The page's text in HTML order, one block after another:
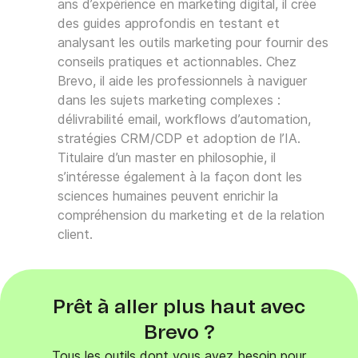
trafic qualifié vers votre site et booster
vos conversions. En suivant les bonnes
pratiques et en analysant régulièrement
vos performances, vous pourrez optimiser
votre approche et maximiser votre retour
sur investissement. N’hésitez pas à
expérimenter différentes techniques et à
adapter votre stratégie en fonction des
résultats obtenus.
ans d’expérience en marketing digital, il crée
des guides approfondis en testant et
analysant les outils marketing pour fournir des
conseils pratiques et actionnables. Chez
Brevo, il aide les professionnels à naviguer
dans les sujets marketing complexes :
délivrabilité email, workflows d’automation,
stratégies CRM/CDP et adoption de l’IA.
Titulaire d’un master en philosophie, il
s’intéresse également à la façon dont les
sciences humaines peuvent enrichir la
compréhension du marketing et de la relation
client.
Prêt à aller plus haut avec
Brevo ?